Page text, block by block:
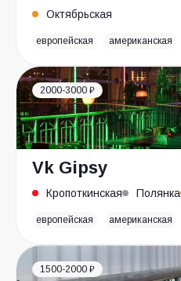
Октябрьская
европейская американская
2000-3000 ₽
Vk Gipsy
Кропоткинская Полянка
европейская американская
1500-2000 ₽